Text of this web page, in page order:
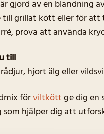
gjord av en blandning
till grillat kött eller för
prova att använda
till
hjort älg eller
förviltköttge dig en
hjälper dig att